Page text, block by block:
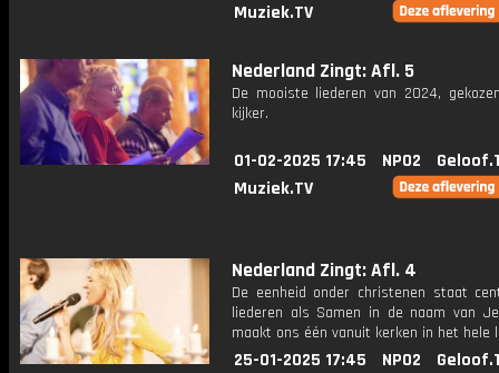
Muziek.TV
Nederland Zingt: Afl. 5
De mooiste liederen van 2024,
kijker.
01-02-2025 17:45 NPO2
Muziek.TV
Nederland Zingt: Afl. 4
De eenheid onder christenen staat
liederen als Samen in de naam van
maakt ons één vanuit kerken in het hele
25-01-2025 17:45 NPO2